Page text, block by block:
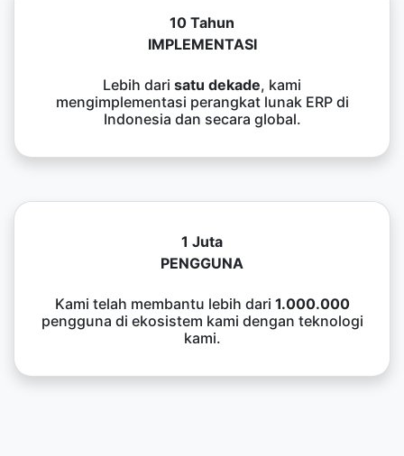
10 Tahun
IMPLEMENTASI
Lebih dari satu dekade, kami
mengimplementasi perangkat lunak ERP di
Indonesia dan secara global.
1 Juta
PENGGUNA
Kami telah membantu lebih dari 1.000.000
pengguna di ekosistem kami dengan teknologi
kami.